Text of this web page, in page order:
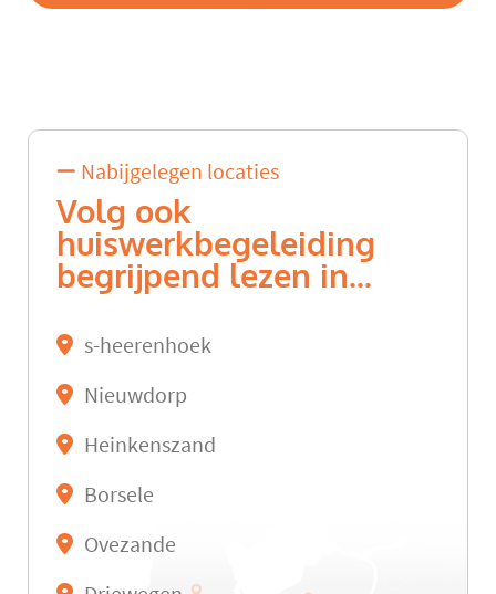
Nabijgelegen locaties
Volg ook
huiswerkbegeleiding
begrijpend lezen in...
s-heerenhoek
Nieuwdorp
Heinkenszand
Borsele
Ovezande